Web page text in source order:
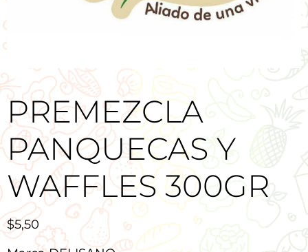
PREMEZCLA
PANQUECAS Y
WAFFLES 300GR
$5,50